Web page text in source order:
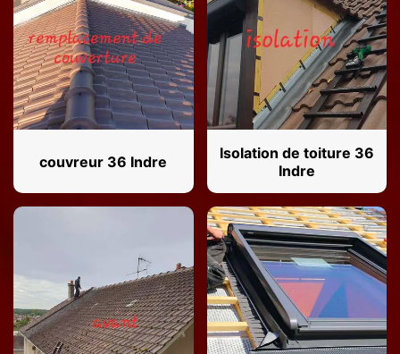
couvreur 36 Indre
Isolation de toiture 36
Indre